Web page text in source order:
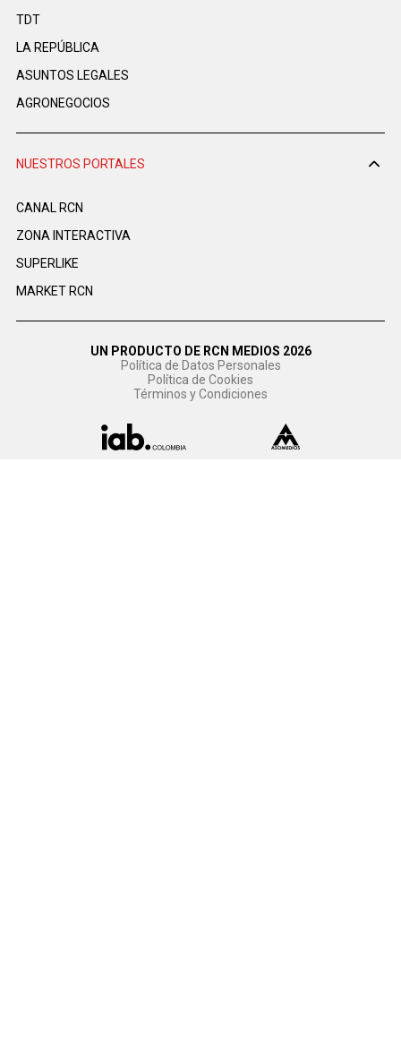
TDT
LA REPÚBLICA
ASUNTOS LEGALES
AGRONEGOCIOS
NUESTROS PORTALES
CANAL RCN
ZONA INTERACTIVA
SUPERLIKE
MARKET RCN
UN PRODUCTO DE RCN MEDIOS 2026
Política de Datos Personales
Política de Cookies
Términos y Condiciones